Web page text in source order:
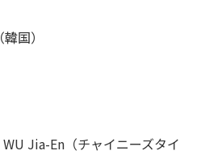
国）
Jia-En（チャイニーズタイ